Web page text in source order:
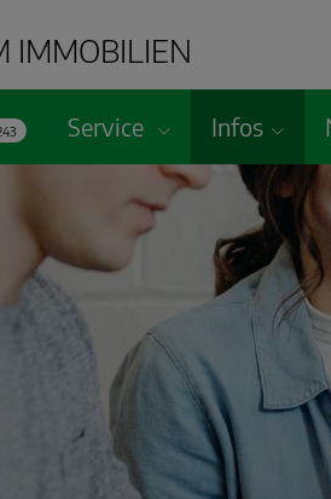
IMMOBILIEN
Service Infos